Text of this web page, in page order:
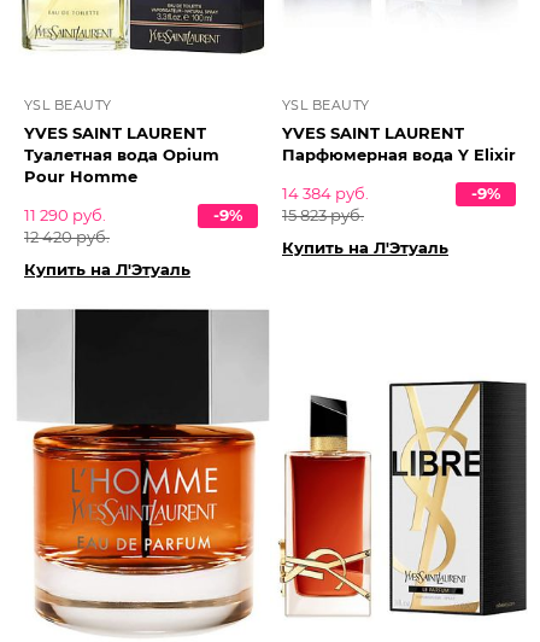
YSL BEAUTY
YVES SAINT LAURENT
Туалетная вода Opium
Pour Homme
11 290 руб.
12 420 руб.
-9%
Купить на Л'Этуаль
YSL BEAUTY
YVES SAINT LAURENT
Парфюмерная вода Y Elixir
14 384 руб.
15 823 руб.
-9%
Купить на Л'Этуаль